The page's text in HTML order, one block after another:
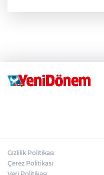
Gizlilik Politikası
Çerez Politikası